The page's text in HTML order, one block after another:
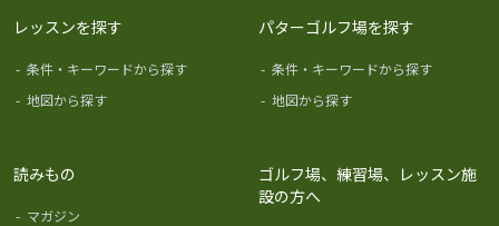
レッスンを探す
- 条件・キーワードから探す
- 地図から探す
パターゴルフ場を探す
- 条件・キーワードから探す
- 地図から探す
読みもの
- マガジン
ゴルフ場、練習場、レッスン施
設の方へ